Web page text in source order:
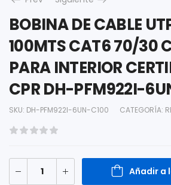
BOBINA DE CABLE
100MTS CAT6 70/30
PARA INTERIOR
CPR DH-PFM922I-
SKU: DH-PFM922I-6UN-C100 CATEGORÍA:
Añadir a